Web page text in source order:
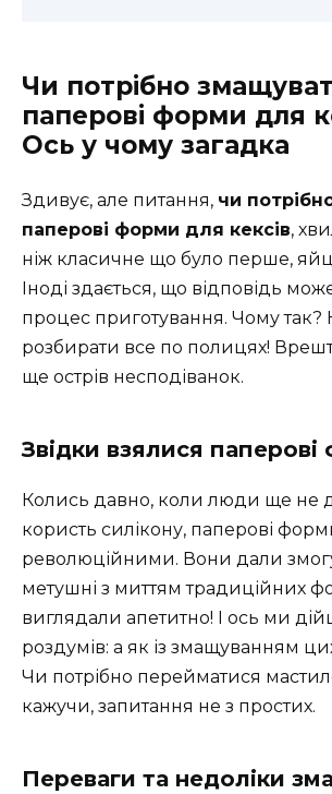
Чи потрібно
паперові форми для
Ось у чому загадка
Здивує, але питання, чи
паперові форми для кексів,
ніж класичне що було перше,
Іноді здається, що відповідь
процес приготування. Чому так?
розбирати все по полицях!
ще острів несподіванок.
Звідки взялися
Колись давно, коли люди ще не
користь силікону, паперові
революційними. Вони дали
метушні з миттям традиційних
виглядали апетитно! І ось ми
роздумів: а як із змащуванням
Чи потрібно перейматися
кажучи, запитання не з простих.
Переваги та недоліки